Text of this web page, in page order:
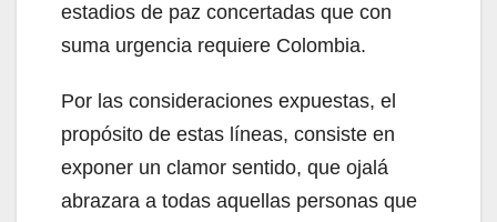
estadios de paz concertadas que con
suma urgencia requiere Colombia.
Por las consideraciones expuestas, el
propósito de estas líneas, consiste en
exponer un clamor sentido, que ojalá
abrazara a todas aquellas personas que